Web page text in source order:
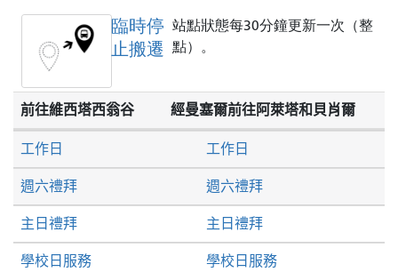
臨時停
止搬遷
站點狀態每30分鐘更新一次（整
點）。
前往維西塔西翁谷 經曼塞爾前往阿萊塔和貝肖爾
週六禮拜 週六禮拜
主日禮拜 主日禮拜
工作日 工作日
學校日服務 學校日服務